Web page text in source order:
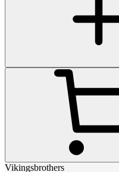
Vikingsbrothers